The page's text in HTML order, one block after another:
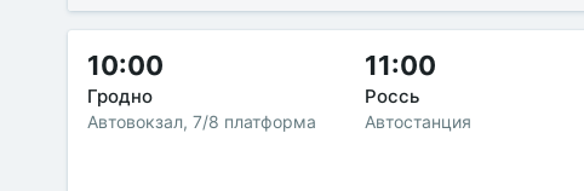
10:00
Гродно
Автовокзал, 7/8 платформа
11:00
Россь
Автостанция